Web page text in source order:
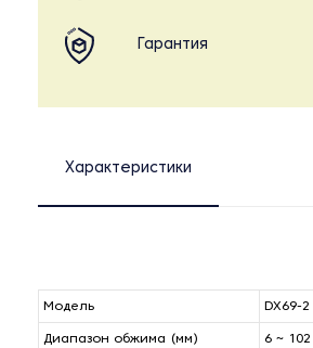
Гарантия
Характеристики
Модель DX69-2
Диапазон обжима (мм) 6 ~